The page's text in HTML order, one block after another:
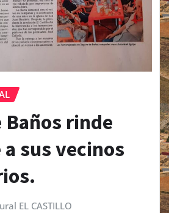
Baños rinde
sus vecinos
EL CASTILLO